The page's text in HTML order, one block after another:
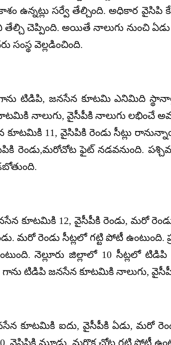
ఉన్నట్లు సర్వే తేల్చింది. అధికార
చెప్పింది. అయితే నాలుగు నుంచి ఏడు
వెల్లడించింది.
గాను టిడిపి, జనసేన కూటమి ఎనిమిది
నాలుగు, వైసీపీకి నాలుగు లభించే
11, వైసిపికి రెండు సీట్లు
రెండు,మరోచోట ఫైట్ నడవనుంది.
కూటమికి 12, వైసీపీకి రెండు, మరో
మరో రెండు సీట్లలో గట్టి పోటీ
నెల్లూరు జిల్లాలో 10 సీట్లలో
గాను టిడిపి జనసేన కూటమికి నాలుగు,
కూటమికి ఐదు, వైసీపీకి ఏడు, మరో
వైసిపికి మూడు, మరొక చోట గట్టి పోటీ